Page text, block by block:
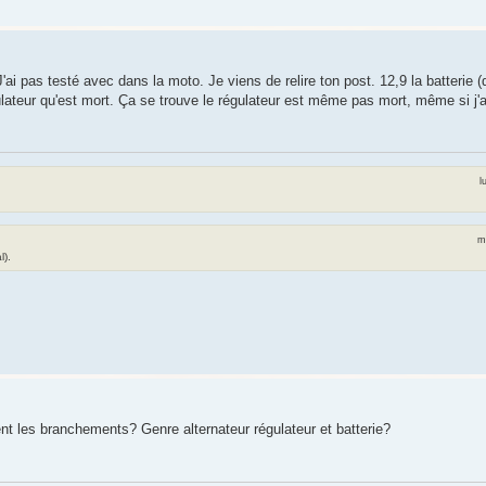
pas testé avec dans la moto. Je viens de relire ton post. 12,9 la batterie
qu'est mort. Ça se trouve le régulateur est même pas mort, même si
les branchements? Genre alternateur régulateur et batterie?